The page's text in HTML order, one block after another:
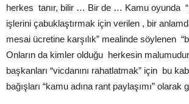
herkes tanır, bilir … Bir de … Kamu oyunda
işlerini çabuklaştırmak için verilen , bir
mesai ücretine karşılık” mealinde söylenen
Onların da kimler olduğu herkesin
başkanları “vicdanını rahatlatmak” için bu
bağışları “kamu adına rant paylaşımı” olarak